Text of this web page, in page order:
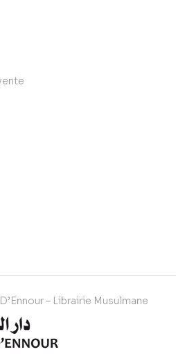
– Librairie Musulmane